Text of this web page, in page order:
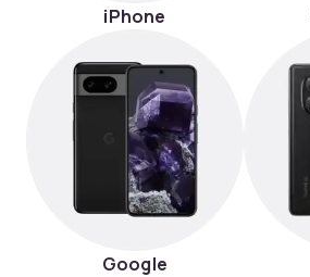
iPhone
Google